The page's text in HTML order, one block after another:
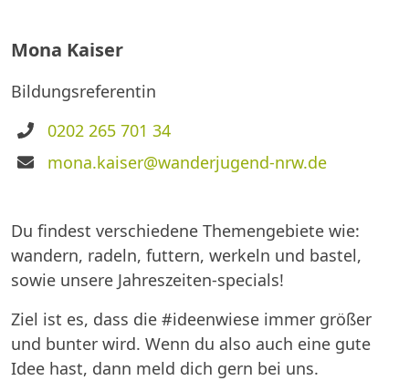
Mona Kaiser
Bildungsreferentin
Telefon
0202 265 701 34
E-
mona.kaiser@wanderjugend-nrw.de
Du findest verschiedene Themengebiete wie:
wandern, radeln, futtern, werkeln und bastel,
sowie unsere Jahreszeiten-specials!
Ziel ist es, dass die #ideenwiese immer größer
und bunter wird. Wenn du also auch eine gute
Idee hast, dann meld dich gern bei uns.